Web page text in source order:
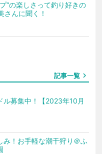
“の楽しさって釣り好きの
さんに聞く！
記事一覧chevron_right
ル募集中！【2023年10月
み！お手軽な潮干狩り＠ふ